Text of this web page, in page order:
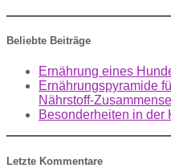
Beliebte Beiträge
Ernährung eines
Ernährungspyramide
Nährstoff-
Besonderheiten in der
Letzte Kommentare